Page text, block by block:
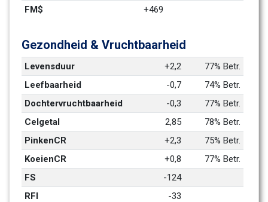
FM$
+469
Gezondheid & Vruchtbaarheid
Levensduur +2,2
77% Betr.
Leefbaarheid
-0,7
74% Betr.
Dochtervruchtbaarheid
-0,3
77% Betr.
Celgetal
2,85
78% Betr.
PinkenCR
+2,3
75% Betr.
KoeienCR
+0,8
77% Betr.
FS
-124
RFI
-33